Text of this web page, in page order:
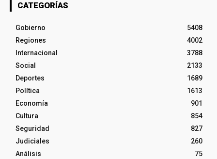
CATEGORÍAS
Gobierno
5408
Regiones
4002
Internacional
3788
Social
2133
Deportes
1689
Política
1613
Economía
901
Cultura
854
Seguridad
827
Judiciales
260
Análisis
75